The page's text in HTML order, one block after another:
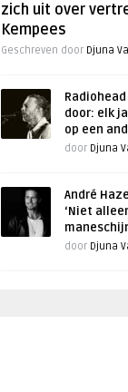
zich uit over
Kempees
Geschreven door Djuna
door: elk
op een
door Djuna
André
‘Niet
door Djuna